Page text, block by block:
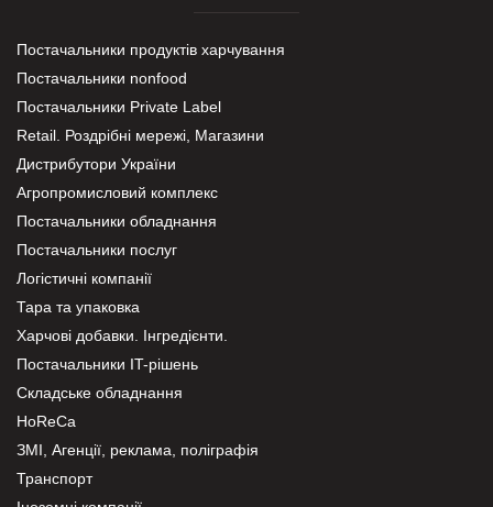
Постачальники продуктів харчування
Постачальники nonfood
Постачальники Private Label
Retail. Роздрібні мережі, Магазини
Дистрибутори України
Агропромисловий комплекс
Постачальники обладнання
Постачальники послуг
Логістичні компанії
Тара та упаковка
Харчові добавки. Інгредієнти.
Постачальники IT-рішень
Складське обладнання
HoReCa
ЗМІ, Агенції, реклама, поліграфія
Транспорт